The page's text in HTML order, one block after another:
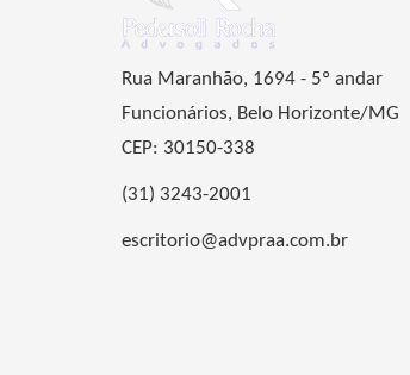
Rua Maranhão, 1694 - 5º andar
Funcionários, Belo Horizonte/MG
CEP: 30150-338
(31) 3243-2001
escritorio@advpraa.com.br